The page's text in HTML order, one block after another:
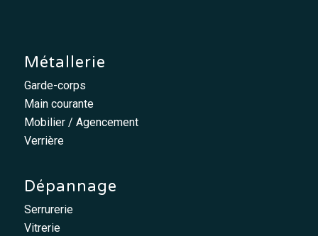
Métallerie
Garde-corps
Main courante
Mobilier / Agencement
Verrière
Dépannage
Serrurerie
Vitrerie